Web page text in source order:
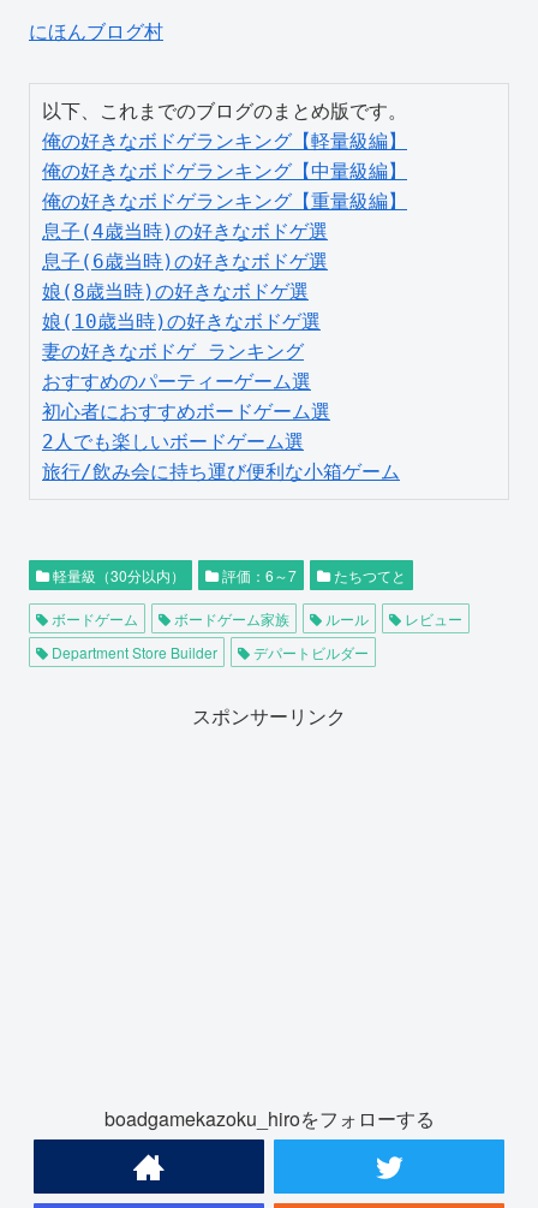
にほんブログ村
俺の好きなボドゲランキング【軽量級編】
俺の好きなボドゲランキング【中量級編】
俺の好きなボドゲランキング【重量級編】
息子(4歳当時)の好きなボドゲ選
息子(6歳当時)の好きなボドゲ選
娘(8歳当時)の好きなボドゲ選
娘(10歳当時)の好きなボドゲ選
妻の好きなボドゲ ランキング
おすすめのパーティーゲーム選
初心者におすすめボードゲーム選
2人でも楽しいボードゲーム選
旅行/飲み会に持ち運び便利な小箱ゲーム
軽量級（30分以内） 評価：6～7 たちつてと
ボードゲーム ボードゲーム家族 ルール
レビュー
Department Store Builder
デパートビルダー
スポンサーリンク
boadgamekazoku_hiroをフォローする